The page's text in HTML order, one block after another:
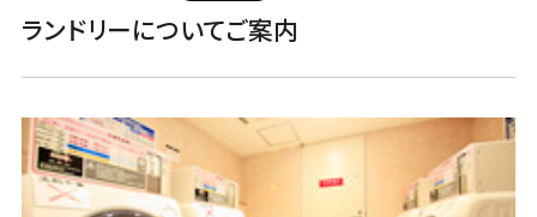
ランドリーについてご案内